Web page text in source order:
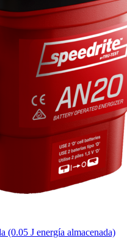
(0.05 J energía almacenada)